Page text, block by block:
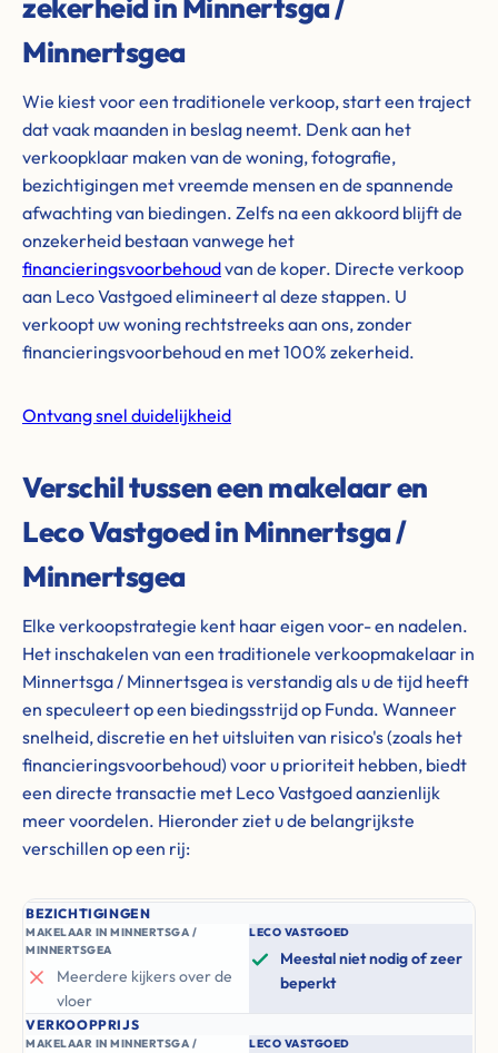
Minnertsgea
Wie kiest voor een traditionele verkoop, start een traject
dat vaak maanden in beslag neemt. Denk aan het
verkoopklaar maken van de woning, fotografie,
bezichtigingen met vreemde mensen en de spannende
afwachting van biedingen. Zelfs na een akkoord blijft de
onzekerheid bestaan vanwege het
financieringsvoorbehoudvan de koper. Directe verkoop
aan Leco Vastgoed elimineert al deze stappen. U
verkoopt uw woning rechtstreeks aan ons, zonder
financieringsvoorbehoud en met 100% zekerheid.
Ontvang snel duidelijkheid
Verschil tussen een makelaar en
Leco Vastgoed in Minnertsga /
Minnertsgea
Elke verkoopstrategie kent haar eigen voor- en nadelen.
Het inschakelen van een traditionele verkoopmakelaar in
Minnertsga / Minnertsgea is verstandig als u de tijd heeft
en speculeert op een biedingsstrijd op Funda. Wanneer
snelheid, discretie en het uitsluiten van risico's (zoals het
financieringsvoorbehoud) voor u prioriteit hebben, biedt
een directe transactie met Leco Vastgoed aanzienlijk
meer voordelen. Hieronder ziet u de belangrijkste
verschillen op een rij:
BEZICHTIGINGEN
MAKELAAR IN MINNERTSGA /
MINNERTSGEA
Meerdere kijkers over de
vloer
LECO VASTGOED
Meestal niet nodig of zeer
beperkt
VERKOOPPRIJS
MAKELAAR IN MINNERTSGA /
LECO VASTGOED